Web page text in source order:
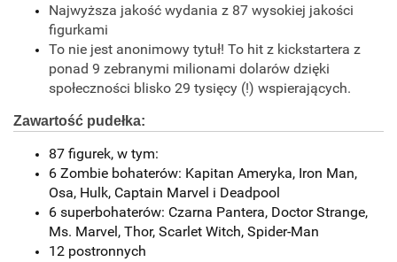
Najwyższa jakość wydania z 87 wysokiej jakości
figurkami
To nie jest anonimowy tytuł! To hit z kickstartera z
ponad 9 zebranymi milionami dolarów dzięki
społeczności blisko 29 tysięcy (!) wspierających.
Zawartość pudełka:
87 figurek, w tym:
6 Zombie bohaterów: Kapitan Ameryka, Iron Man,
Osa, Hulk, Captain Marvel i Deadpool
6 superbohaterów: Czarna Pantera, Doctor Strange,
Ms. Marvel, Thor, Scarlet Witch, Spider-Man
12 postronnych